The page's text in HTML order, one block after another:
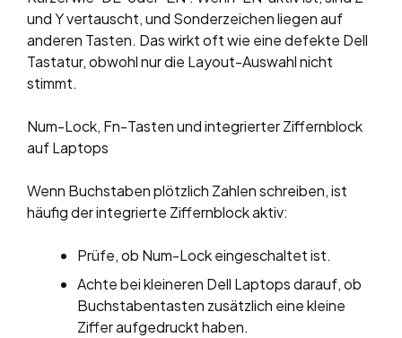
und Y vertauscht, und Sonderzeichen liegen auf
anderen Tasten. Das wirkt oft wie eine defekte Dell
Tastatur, obwohl nur die Layout-Auswahl nicht
stimmt.
Num-Lock, Fn-Tasten und integrierter Ziffernblock
auf Laptops
Wenn Buchstaben plötzlich Zahlen schreiben, ist
häufig der integrierte Ziffernblock aktiv:
Prüfe, ob Num-Lock eingeschaltet ist.
Achte bei kleineren Dell Laptops darauf, ob
Buchstabentasten zusätzlich eine kleine
Ziffer aufgedruckt haben.